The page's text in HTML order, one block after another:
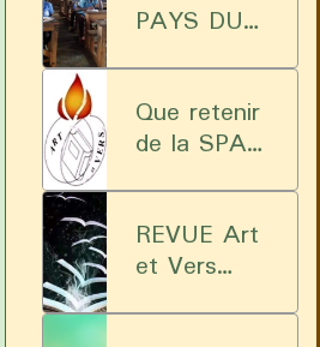
PAYS DU
Que retenir
de la SPAC
REVUE Art
et Vers